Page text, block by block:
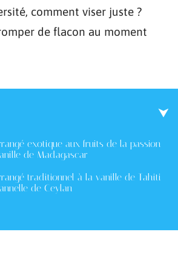
comment viser juste ?
de flacon au moment
exotique aux fruits de la passion
de Madagascar
traditionnel à la vanille de Tahiti
de Ceylan